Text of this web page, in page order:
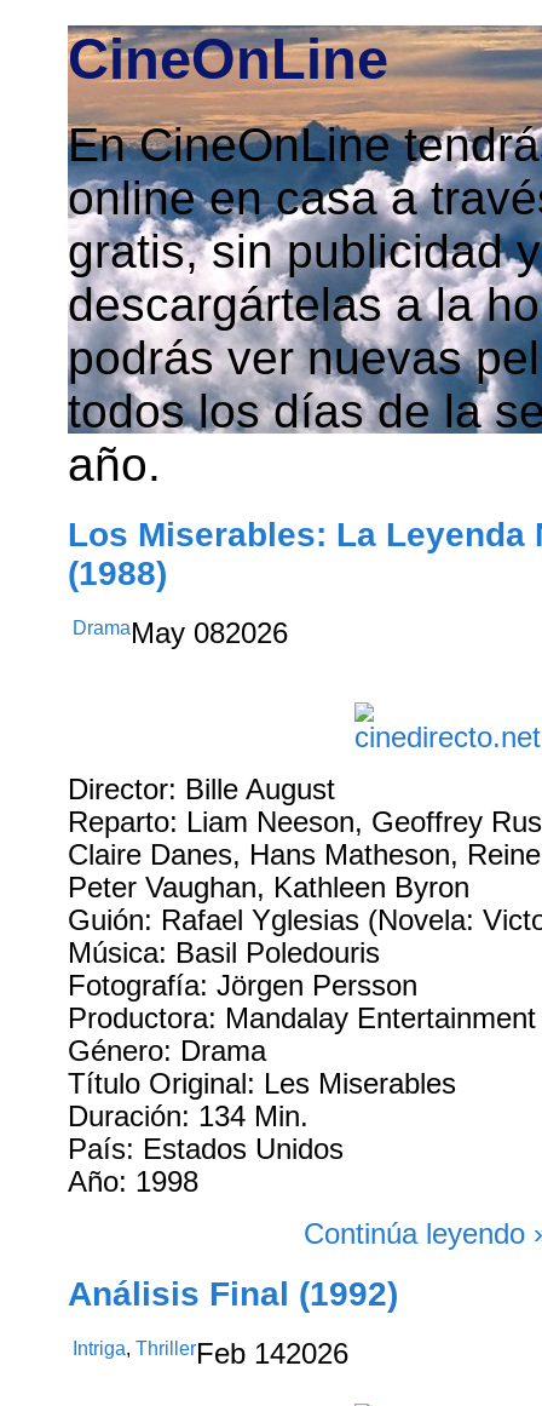
CineOnLine
En CineOnLine
online en casa a
gratis, sin publicidad
descargártelas a la
podrás ver nuevas
todos los días de la
año.
Los Miserables: La Leyenda
(1988)
DramaMay 082026
Director: Bille August
Reparto: Liam Neeson, Geoffrey
Claire Danes, Hans Matheson,
Peter Vaughan, Kathleen Byron
Guión: Rafael Yglesias (Novela:
Música: Basil Poledouris
Fotografía: Jörgen Persson
Productora: Mandalay Entertainment
Género: Drama
Título Original: Les Miserables
Duración: 134 Min.
País: Estados Unidos
Año: 1998
Continúa leyendo
Análisis Final (1992)
Intriga,ThrillerFeb 142026